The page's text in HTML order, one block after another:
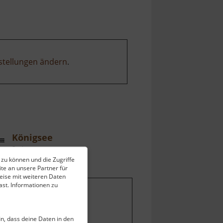
können und die Zugriffe
an unsere Partner für
mit weiteren Daten
Informationen zu
dass deine Daten in den
ändern.
Königsee
Sachsen
vom 23.07.2024 / Zugriffe: 7485
vom aktuellen Standort